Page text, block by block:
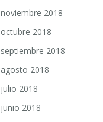
noviembre 2018
octubre 2018
septiembre 2018
agosto 2018
julio 2018
junio 2018